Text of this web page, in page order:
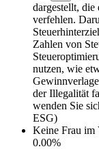
dargestellt, die
verfehlen.
Zahlen von
nutzen, wie
der Illegalität
wenden Sie
ESG)
Keine Frau im
0.00%